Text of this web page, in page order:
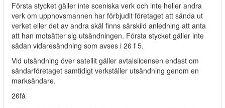
Första stycket gäller inte sceniska verk och inte heller andra
verk om upphovsmannen har förbjudit företaget att sända ut
verket eller det av andra skäl finns särskild anledning att anta
att han motsätter sig utsändningen. Första stycket gäller inte
sådan vidaresändning som avses i 26 f 5.
Vid utsändning över satellit gäller avtalslicensen endast om
sändarföretaget samtidigt verkställer utsändning genom en
marksändare.
26få